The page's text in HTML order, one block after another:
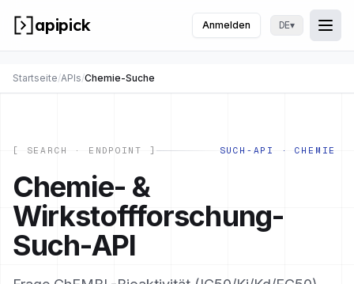
apipick Anmelden DE▾
Startseite/APIs/Chemie-Suche
[ SEARCH · ENDPOINT ] SUCH-API · CHEMIE
Chemie- &
Wirkstoffforschung-
Such-API